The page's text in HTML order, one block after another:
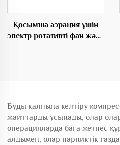
Қосымша аэрация үшін
электр ротативті фан және
Буды қалпына келтіру
жайттарды ұсынады, олар
операцияларда баға жетпес
алдымен, олар парниктік